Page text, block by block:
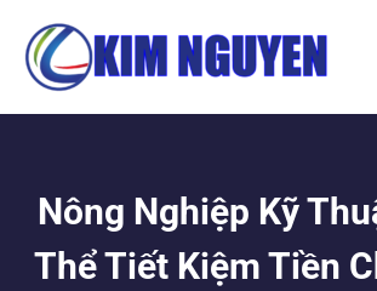
content
Nông Nghiệp Kỹ
Thể Tiết Kiệm Tiền